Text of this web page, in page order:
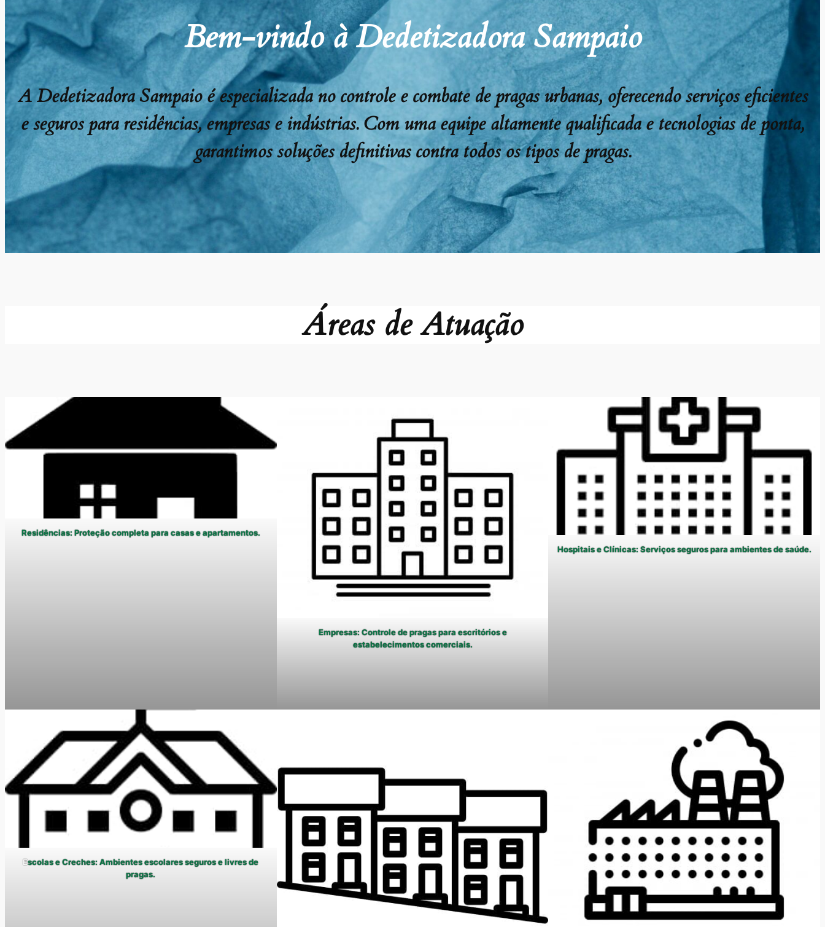
Bem-vindo à Dedetizadora Sampaio
A Dedetizadora Sampaio é especializada no controle e combate de pragas urbanas, oferecendo serviços eficientes
e seguros para residências, empresas e indústrias. Com uma equipe altamente qualificada e tecnologias de ponta,
garantimos soluções definitivas contra todos os tipos de pragas.
Áreas de Atuação
Residências: Proteção completa para casas e apartamentos.
Empresas: Controle de pragas para escritórios e
estabelecimentos comerciais.
Hospitais e Clínicas: Serviços seguros para ambientes de saúde.
Escolas e Creches: Ambientes escolares seguros e livres de
pragas.